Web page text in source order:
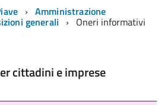
Amministrazione
generali Oneri informativi
cittadini e imprese